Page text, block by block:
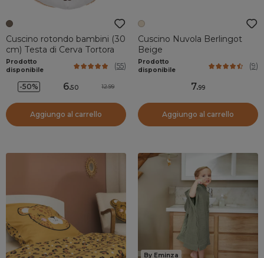
Cuscino rotondo bambini (30
cm) Testa di Cerva Tortora
Prodotto
disponibile
(55)
-50% 6.50 12.99
Aggiungo al carrello
Cuscino Nuvola Berlingot
Beige
Prodotto
disponibile
(9)
7.99
Aggiungo al carrello
By Eminza